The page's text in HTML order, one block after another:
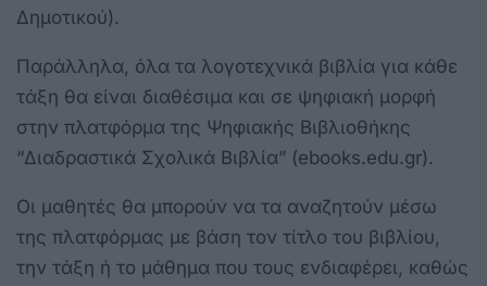
Δημοτικού).
Παράλληλα, όλα τα λογοτεχνικά βιβλία για κάθε
τάξη θα είναι διαθέσιμα και σε ψηφιακή μορφή
στην πλατφόρμα της Ψηφιακής Βιβλιοθήκης
“Διαδραστικά Σχολικά Βιβλία” (ebooks.edu.gr).
Οι μαθητές θα μπορούν να τα αναζητούν μέσω
της πλατφόρμας με βάση τον τίτλο του βιβλίου,
την τάξη ή το μάθημα που τους ενδιαφέρει, καθώς